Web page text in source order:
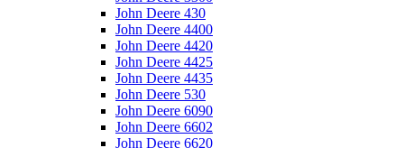
John Deere 430
John Deere 4400
John Deere 4420
John Deere 4425
John Deere 4435
John Deere 530
John Deere 6090
John Deere 6602
John Deere 6620